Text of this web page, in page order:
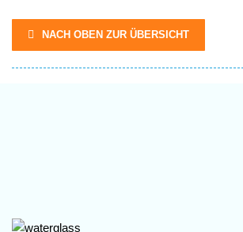
NACH OBEN ZUR ÜBERSICHT